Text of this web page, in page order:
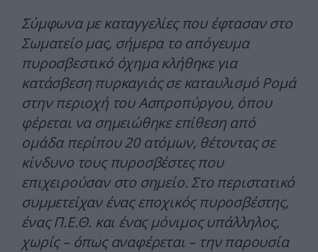
Σύμφωνα με καταγγελίες που έφτασαν στο
Σωματείο μας, σήμερα το απόγευμα
πυροσβεστικό όχημα κλήθηκε για
κατάσβεση πυρκαγιάς σε καταυλισμό Ρομά
στην περιοχή του Ασπροπύργου, όπου
φέρεται να σημειώθηκε επίθεση από
ομάδα περίπου 20 ατόμων, θέτοντας σε
κίνδυνο τους πυροσβέστες που
επιχειρούσαν στο σημείο. Στο περιστατικό
συμμετείχαν ένας εποχικός πυροσβέστης,
ένας Π.Ε.Θ. και ένας μόνιμος υπάλληλος,
χωρίς – όπως αναφέρεται – την παρουσία